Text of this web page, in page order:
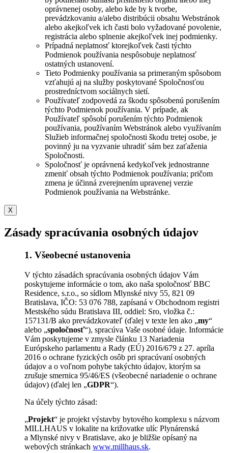
oprávnenej osoby, alebo kde by k tvorbe,
prevádzkovaniu a/alebo distribúcii obsahu Webstránok
alebo akejkoľvek ich časti bolo vyžadované povolenie,
registrácia alebo splnenie akejkoľvek inej podmienky.
Prípadná neplatnosť ktorejkoľvek časti týchto
Podmienok používania nespôsobuje neplatnosť
ostatných ustanovení.
Tieto Podmienky používania sa primeraným spôsobom
vzťahujú aj na služby poskytované Spoločnosťou
prostredníctvom sociálnych sietí.
Používateľ zodpovedá za škodu spôsobenú porušením
týchto Podmienok používania. V prípade, ak
Používateľ spôsobí porušením týchto Podmienok
používania, používaním Webstránok alebo využívaním
Služieb informačnej spoločnosti škodu tretej osobe, je
povinný ju na vyzvanie uhradiť sám bez zaťaženia
Spoločnosti.
Spoločnosť je oprávnená kedykoľvek jednostranne
zmeniť obsah týchto Podmienok používania; pričom
zmena je účinná zverejnením upravenej verzie
Podmienok používania na Webstránke.
X
Zásady spracúvania osobných údajov
1. Všeobecné ustanovenia
V týchto zásadách spracúvania osobných údajov Vám
poskytujeme informácie o tom, ako naša spoločnosť BBC
Residence, s.r.o., so sídlom Mlynské nivy 55, 821 09
Bratislava, IČO: 53 076 788, zapísaná v Obchodnom registri
Mestského súdu Bratislava III, oddiel: Sro, vložka č.:
157131/B ako prevádzkovateľ (ďalej v texte len ako „my“
alebo „spoločnosť“), spracúva Vaše osobné údaje. Informácie
Vám poskytujeme v zmysle článku 13 Nariadenia
Európskeho parlamentu a Rady (EÚ) 2016/679 z 27. apríla
2016 o ochrane fyzických osôb pri spracúvaní osobných
údajov a o voľnom pohybe takýchto údajov, ktorým sa
zrušuje smernica 95/46/ES (všeobecné nariadenie o ochrane
údajov) (ďalej len „GDPR“).
Na účely týchto zásad:
„Projekt“ je projekt výstavby bytového komplexu s názvom
MILLHAUS v lokalite na križovatke ulíc Plynárenská
a Mlynské nivy v Bratislave, ako je bližšie opísaný na
webových stránkach www.millhaus.sk.